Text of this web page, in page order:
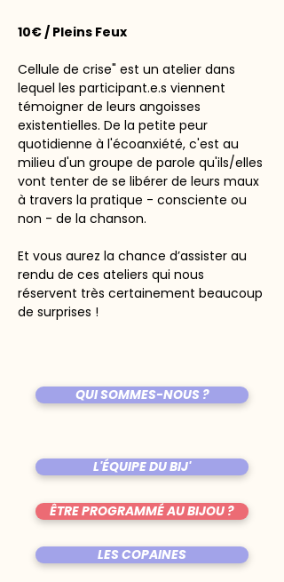
10€ / Pleins Feux
Cellule de crise" est un atelier dans
lequel les participant.e.s viennent
témoigner de leurs angoisses
existentielles. De la petite peur
quotidienne à l'écoanxiété, c'est au
milieu d'un groupe de parole qu'ils/elles
vont tenter de se libérer de leurs maux
à travers la pratique - consciente ou
non - de la chanson.
Et vous aurez la chance d’assister au
rendu de ces ateliers qui nous
réservent très certainement beaucoup
de surprises !
QUI SOMMES-NOUS ?
L'ÉQUIPE DU BIJ'
ÊTRE PROGRAMMÉ AU BIJOU ?
LES COPAINES